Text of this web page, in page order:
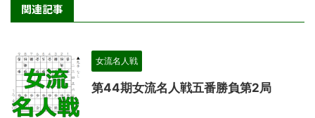
関連記事
女流名人戦
第44期女流名人戦五番勝負第2局